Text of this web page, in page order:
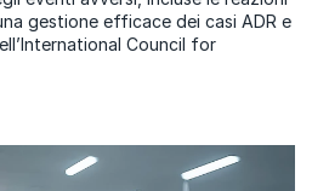
gestione efficace dei casi ADR e
Council for